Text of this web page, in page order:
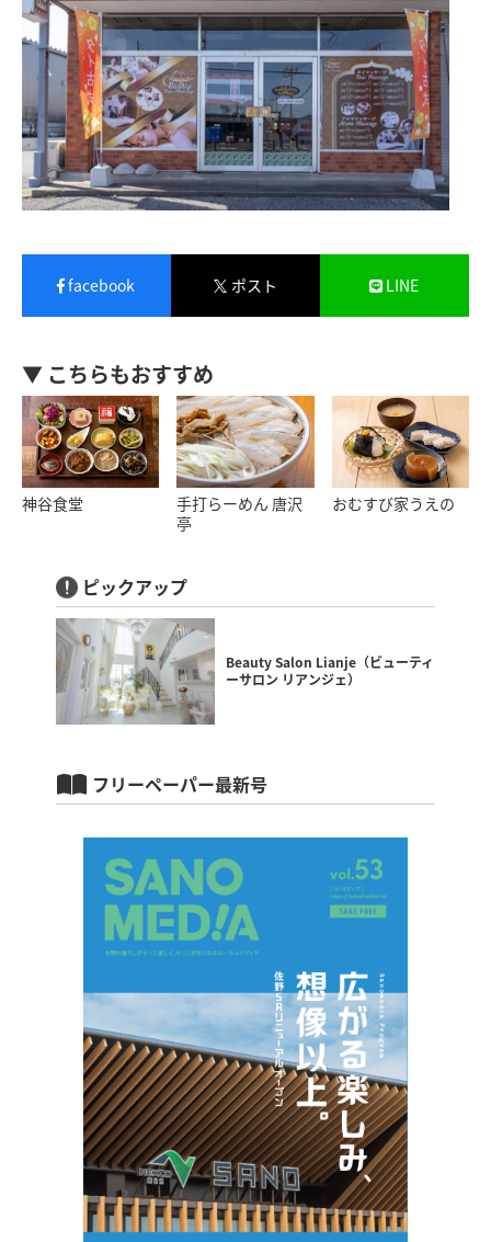
facebook ポスト LINE
▼ こちらもおすすめ
神谷食堂
手打らーめん 唐沢
亭
おむすび家うえの
ピックアップ
Beauty Salon Lianje（ビューティ
ーサロン リアンジェ）
フリーペーパー最新号